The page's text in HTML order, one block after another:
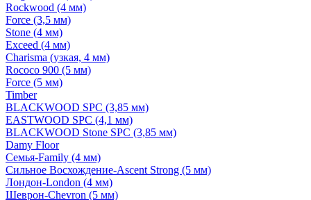
Rockwood (4 мм)
Force (3,5 мм)
Stone (4 мм)
Exceed (4 мм)
Charisma (узкая, 4 мм)
Rococo 900 (5 мм)
Force (5 мм)
Timber
BLACKWOOD SPC (3,85 мм)
EASTWOOD SPC (4,1 мм)
BLACKWOOD Stone SPC (3,85 мм)
Damy Floor
Семья-Family (4 мм)
Сильное Восхождение-Ascent Strong (5 мм)
Лондон-London (4 мм)
Шеврон-Chevron (5 мм)